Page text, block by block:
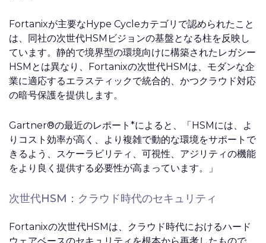
Fortanixが主要なHype Cycleカテゴリで認められたこと
は、同社の次世代HSMビジョンの基盤となる柱を反映し
ています。静的で境界型の環境向けに構築されたレガシー
HSMとは異なり、Fortanixの次世代HSMは、モダンな企
業に適応するエラスティックで統合的、かつクラウド対応
の暗号保護を提供します。
Gartner®の最近のレポート*によると、「HSMには、よ
りコスト効率が高く、より複雑で動的な環境をサポートで
きるよう、スケーラビリティ、可視性、アジリティの機能
をより良く提供する必要性が高まっています。」
次世代HSM：クラウド時代のセキュリティ
Fortanixの次世代HSMは、クラウド時代におけるハード